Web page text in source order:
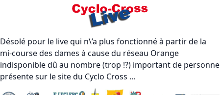
Désolé pour le live qui n\’a plus fonctionné à partir de la
mi-course des dames à cause du réseau Orange
indisponible dû au nombre (trop !?) important de personne
présente sur le site du Cyclo Cross ...